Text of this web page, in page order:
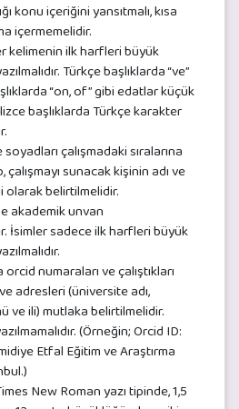
konu içeriğini yansıtmalı, kısa
içermemelidir.
kelimenin ilk harfleri büyük
Türkçe başlıklarda “ve”
“on, of” gibi edatlar küçük
başlıklarda Türkçe karakter
çalışmadaki sıralarına
sunacak kişinin adı ve
olarak belirtilmelidir.
akademik unvan
İsimler sadece ilk harfleri büyük
numaraları ve çalıştıkları
adresleri (üniversite adı,
ve ili) mutlaka belirtilmelidir.
(Örneğin; Orcid ID:
Etfal Eğitim ve Araştırma
New Roman yazı tipinde, 1,5